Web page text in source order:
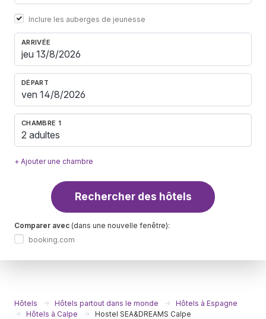
Inclure les auberges de jeunesse
ARRIVÉE
DÉPART
CHAMBRE 1
2 adultes
+ Ajouter une chambre
Rechercher des hôtels
Comparer avec (dans une nouvelle fenêtre):
booking.com
Hôtels Hôtels partout dans le monde
Hôtels à Espagne
Hôtels à Calpe
Hostel SEA&DREAMS Calpe